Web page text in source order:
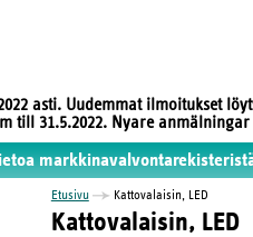
asti. Uudemmat ilmoitukset
till 31.5.2022. Nyare
Etusivu Kattovalaisin, LED
Kattovalaisin, LED